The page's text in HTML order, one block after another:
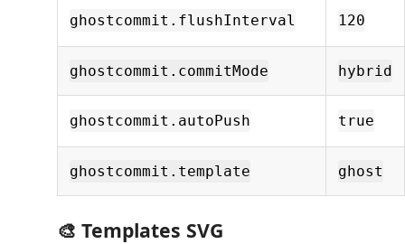
ghostcommit.flushInterval 120
ghostcommit.commitMode hybrid
ghostcommit.autoPush true
ghostcommit.template ghost
🎨 Templates SVG